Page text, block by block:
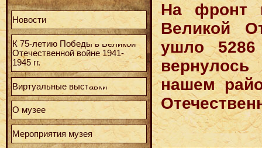
Новости
К 75-летию Победы в Великой
Отечественной войне 1941-
1945 гг.
Виртуальные выставки
О музее
Мероприятия музея
На фронт
Великой
ушло
нашем